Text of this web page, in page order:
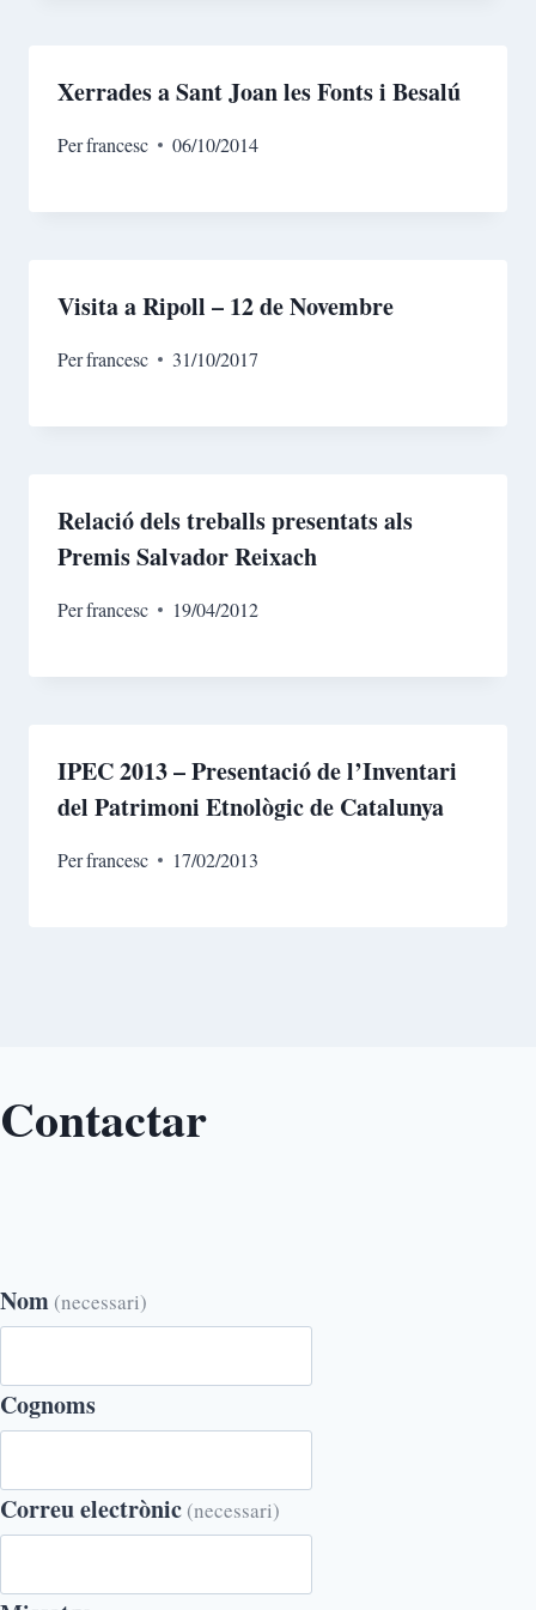
Xerrades a Sant Joan les Fonts i Besalú
Perfrancesc 06/10/2014
Visita a Ripoll – 12 de Novembre
Perfrancesc 31/10/2017
Relació dels treballs presentats als
Premis Salvador Reixach
Perfrancesc 19/04/2012
IPEC 2013 – Presentació de l’Inventari
del Patrimoni Etnològic de Catalunya
Perfrancesc 17/02/2013
Contactar
Nom (necessari)
Cognoms
Correu electrònic (necessari)